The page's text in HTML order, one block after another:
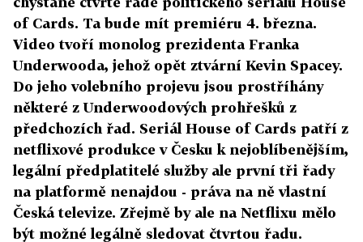
of Cards. Ta bude mít premiéru 4. března.
Video tvoří monolog prezidenta Franka
Underwooda, jehož opět ztvární Kevin Spacey.
Do jeho volebního projevu jsou prostříhány
některé z Underwoodových prohřešků z
předchozích řad. Seriál House of Cards patří z
netflixové produkce v Česku k nejoblíbenějším,
legální předplatitelé služby ale první tři řady
na platformě nenajdou - práva na ně vlastní
Česká televize. Zřejmě by ale na Netflixu mělo
být možné legálně sledovat čtvrtou řadu.